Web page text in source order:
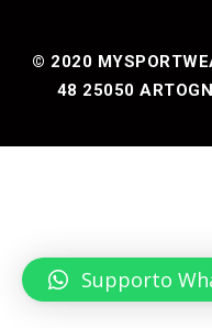
© 2020
48 25050
Supporto